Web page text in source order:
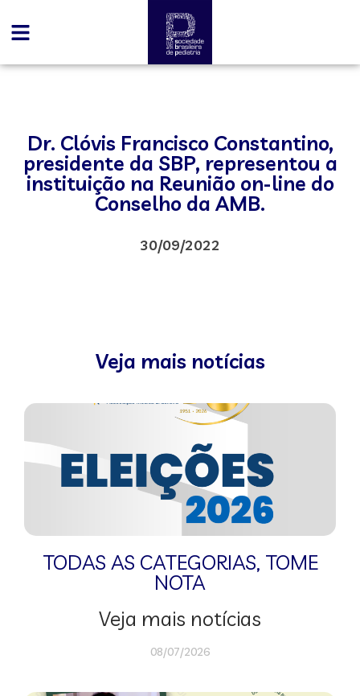
Dr. Clóvis Francisco Constantino,
presidente da SBP, representou a
instituição na Reunião on-line do
Conselho da AMB.
30/09/2022
Veja mais notícias
TODAS AS CATEGORIAS, TOME
NOTA
Veja mais notícias
08/07/2026